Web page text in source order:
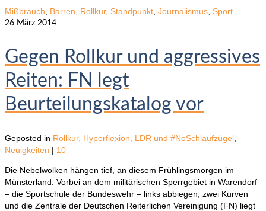
Mißbrauch, Barren, Rollkur, Standpunkt, Journalismus, Sport
26 März 2014
Gegen Rollkur und aggressives
Reiten: FN legt
Beurteilungskatalog vor
Geposted in Rollkur, Hyperflexion, LDR und #NoSchlaufzügel
Neuigkeiten | 10
Die Nebelwolken hängen tief, an diesem Frühlingsmorgen im
Münsterland. Vorbei an dem militärischen Sperrgebiet in Warendorf
– die Sportschule der Bundeswehr – links abbiegen, zwei Kurven
und die Zentrale der Deutschen Reiterlichen Vereinigung (FN) liegt